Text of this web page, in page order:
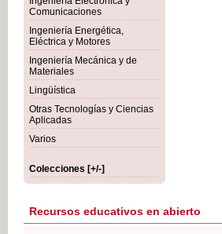
Comunicaciones
Ingeniería Energética,
Eléctrica y Motores
Ingeniería Mecánica y de
Materiales
Lingüística
Otras Tecnologías y Ciencias
Aplicadas
Varios
Colecciones [+/-]
Recursos educativos en abierto